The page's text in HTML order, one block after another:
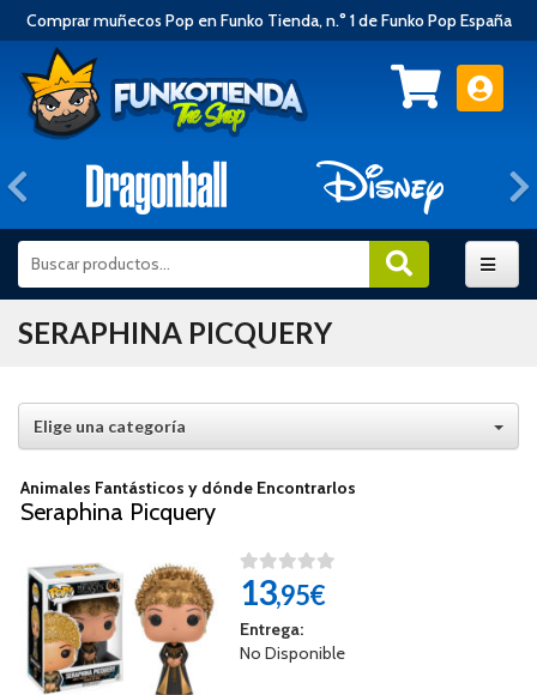
Comprar muñecos Pop en Funko Tienda, n.° 1 de Funko Pop España
Anterior
SERAPHINA PICQUERY
Elige una categoría
Animales Fantásticos y dónde Encontrarlos
Seraphina Picquery
13,95€
Entrega:
No Disponible